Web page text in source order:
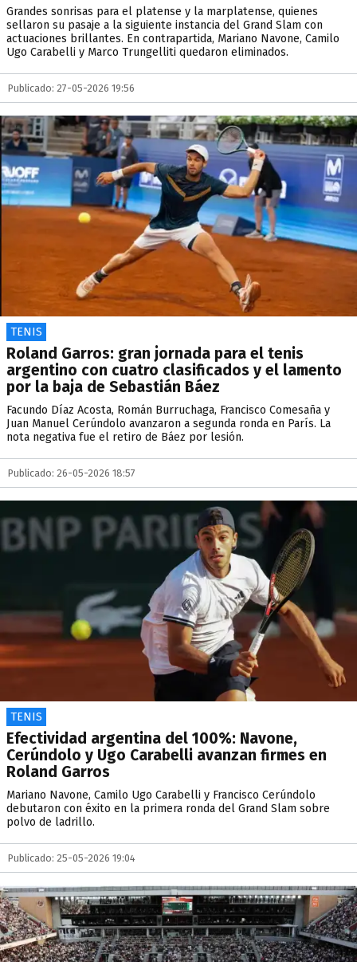
Grandes sonrisas para el platense y la marplatense, quienes
sellaron su pasaje a la siguiente instancia del Grand Slam con
actuaciones brillantes. En contrapartida, Mariano Navone, Camilo
Ugo Carabelli y Marco Trungelliti quedaron eliminados.
Publicado: 27-05-2026 19:56
TENIS
Roland Garros: gran jornada para el tenis
argentino con cuatro clasificados y el lamento
por la baja de Sebastián Báez
Facundo Díaz Acosta, Román Burruchaga, Francisco Comesaña y
Juan Manuel Cerúndolo avanzaron a segunda ronda en París. La
nota negativa fue el retiro de Báez por lesión.
Publicado: 26-05-2026 18:57
TENIS
Efectividad argentina del 100%: Navone,
Cerúndolo y Ugo Carabelli avanzan firmes en
Roland Garros
Mariano Navone, Camilo Ugo Carabelli y Francisco Cerúndolo
debutaron con éxito en la primera ronda del Grand Slam sobre
polvo de ladrillo.
Publicado: 25-05-2026 19:04